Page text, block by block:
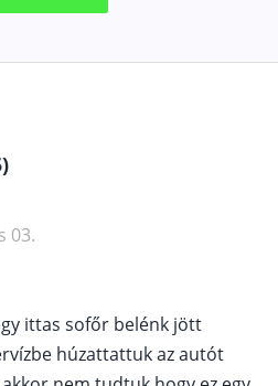
03.
ittas sofőr belénk jött
húzattattuk az autót